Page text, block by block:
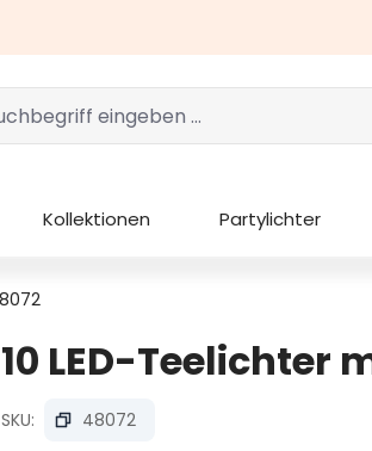
Kollektionen Partylichter
10 LED-Teelichter
SKU: 48072